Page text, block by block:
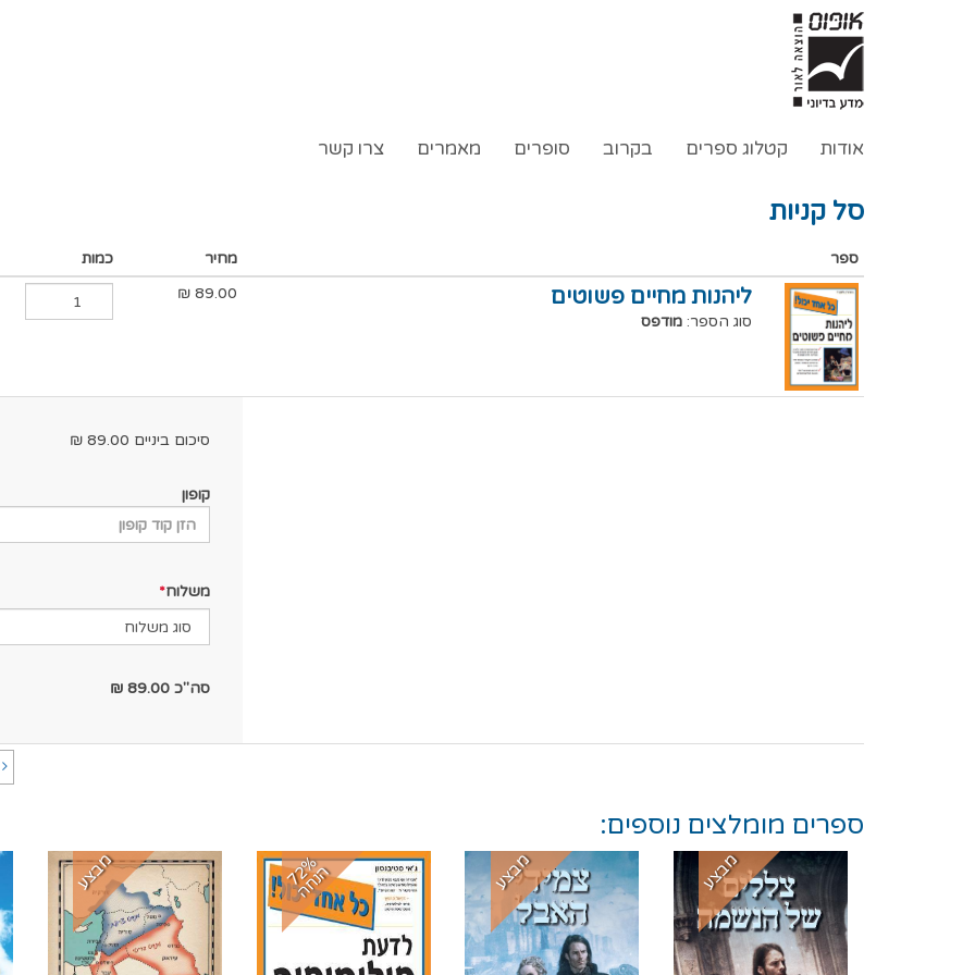
אודות קטלוג ספרים בקרוב סופרים מאמרים צרו קשר
סל קניות
ספר מחיר כמות
ליהנות מחיים פשוטים
סוג הספר:מודפס
89.00
₪
סיכום ביניים 89.00
₪
קופון
משלוח
סה"כ 89.00
₪
ספרים מומלצים נוספים:
מבצע מבצע 7
2
%
ה
נ
ח
ה מבצע